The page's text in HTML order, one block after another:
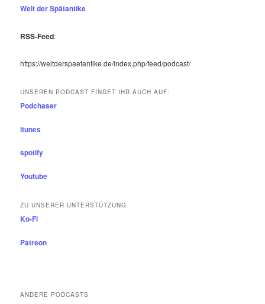
Welt der Spätantike
RSS-Feed:
https://weltderspaetantike.de/index.php/feed/podcast/
UNSEREN PODCAST FINDET IHR AUCH AUF:
Podchaser
itunes
spotify
Youtube
ZU UNSERER UNTERSTÜTZUNG
Ko-Fi
Patreon
ANDERE PODCASTS